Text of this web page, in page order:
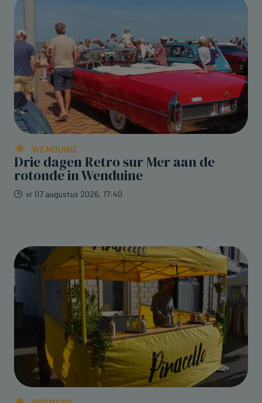
WENDUINE
Drie dagen Retro sur Mer aan de
rotonde in Wenduine
vr 07 augustus 2026, 17:40